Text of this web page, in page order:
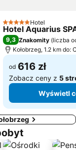
Polskiego
5 Kategoria
Hotel
Hotel Aquarius
9,3 Znakomity (liczba
Kołobrzeg, 1.2 km do:
od 616 zł
Zobacz ceny z 5
Wyświetl